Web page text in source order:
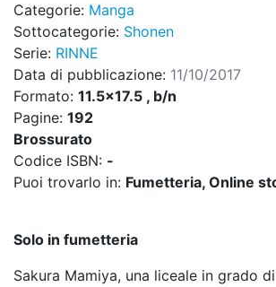
Categorie: Manga
Sottocategorie: Shonen
Serie: RINNE
Data di pubblicazione: 11/10/2017
Formato: 11.5x17.5 , b/n
Pagine: 192
Brossurato
Codice ISBN: -
Puoi trovarlo in: Fumetteria, Online
Solo in fumetteria
Sakura Mamiya, una liceale in grado